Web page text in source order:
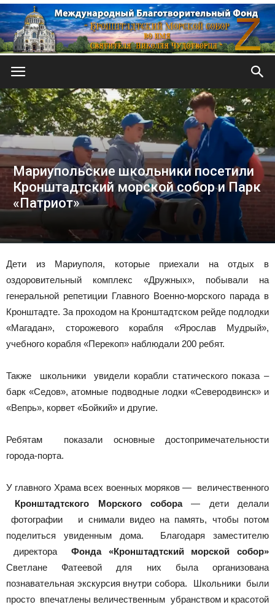
Морской
собор
Мариупольские школьники посетили
Кронштадтский морской собор и Парк
«Патриот»
Дети из Мариуполя, которые приехали на отдых в
оздоровительный комплекс «Дружных», побывали на
генеральной репетиции Главного Военно-морского парада в
Кронштадте. За проходом на Кронштадтском рейде подлодки
«Магадан», сторожевого корабля «Ярослав Мудрый»,
учебного корабля «Перекоп» наблюдали 200 ребят.
Также школьники увидели корабли статического показа –
барк «Седов», атомные подводные лодки «Северодвинск» и
«Вепрь», корвет «Бойкий» и другие.
Ребятам показали основные достопримечательности
города-порта.
У главного Храма всех военных моряков — величественного
Кронштадтского Морского собора— дети делали
фотографии и снимали видео на память, чтобы потом
поделиться увиденным дома. Благодаря заместителю
директора Фонда «Кронштадтский морской собор»
Светлане Фатеевой для них была организована
познавательная экскурсия внутри собора. Школьники были
просто впечатлены величественным убранством и красотой